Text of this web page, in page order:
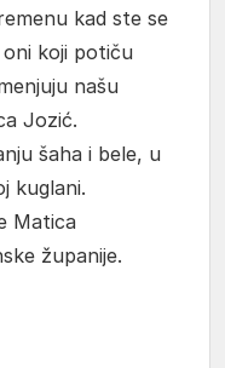
kad ste se
oni koji potiču
našu
Jozić.
šaha i bele, u
kuglani.
Matica
županije.